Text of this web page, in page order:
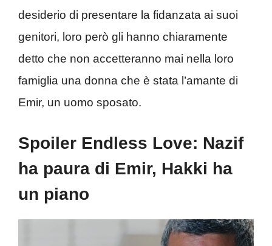
desiderio di presentare la fidanzata ai suoi
genitori, loro però gli hanno chiaramente
detto che non accetteranno mai nella loro
famiglia una donna che è stata l’amante di
Emir, un uomo sposato.
Spoiler Endless Love: Nazif
ha paura di Emir, Hakki ha
un piano